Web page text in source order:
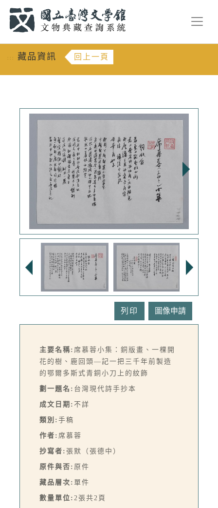
::: 藏品資訊 回上一頁
列印
主要名稱: 席慕蓉小集：銅版畫、一棵開
花的樹、鹿回頭—記一把三千年前製造
的鄂爾多斯式青銅小刀上的紋飾
劃一題名: 台灣現代詩手抄本
成文日期: 不詳
類別: 手稿
作者: 席慕蓉
抄寫者: 張默（張德中）
原件與否: 原件
藏品層次: 單件
數量單位: 2張共2頁